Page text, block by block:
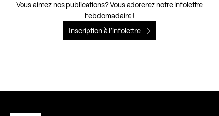
Vous aimez nos publications? Vous adorerez notre infolettre
hebdomadaire !
Inscription à l’infolettre